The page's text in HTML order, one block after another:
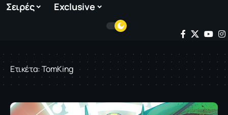
Σειρές Exclusive
Ετικέτα:TomKing